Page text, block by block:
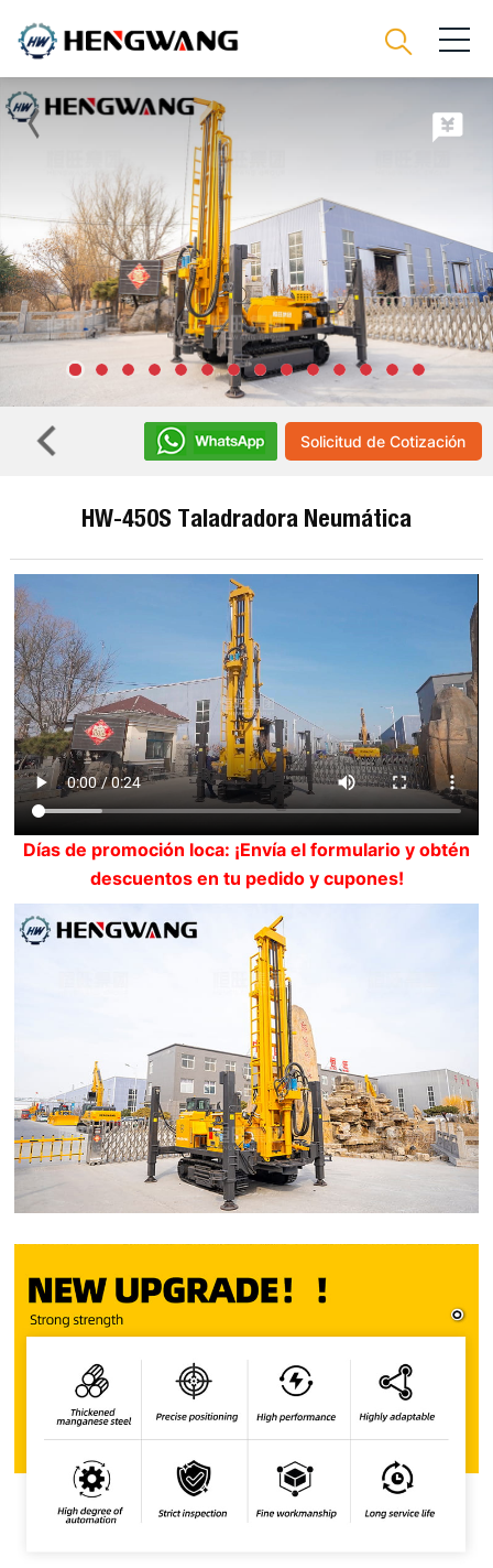
Solicitud de Cotización
HW-450S Taladradora Neumática
Días de promoción loca: ¡Envía el formulario y obtén
descuentos en tu pedido y cupones!